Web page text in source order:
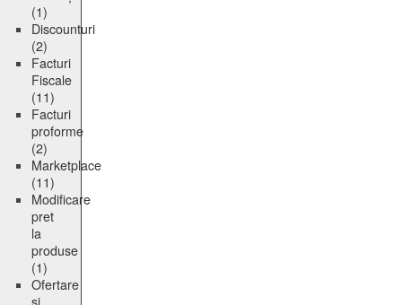
(1)
Discounturi
(2)
Facturi
Fiscale
(11)
Facturi
proforme
(2)
Marketplace
(11)
Modificare
pret
la
produse
(1)
Ofertare
și